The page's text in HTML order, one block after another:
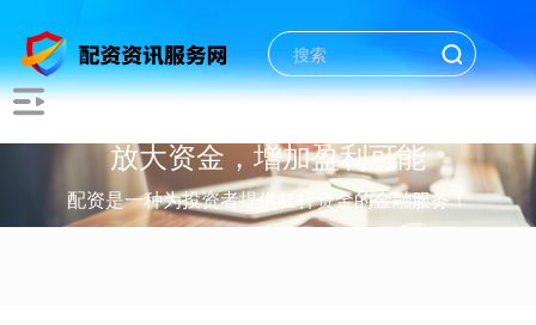
放大资金，增加盈利可能
配资是一种为投资者提供杠杆资金的金融服务！